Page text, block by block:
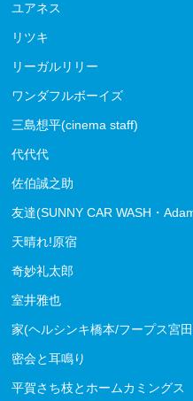
ユアネス
リツキ
リーガルリリー
ワンダフルボーイズ
三島想平(cinema staff)
代代代
佐伯誠之助
友達(SUNNY CAR WASH・
天晴れ!原宿
奇妙礼太郎
室井雅也
家(ヘルシンキ橋本/フープス宮
密会と耳鳴り
平賀さち枝とホームカミングス